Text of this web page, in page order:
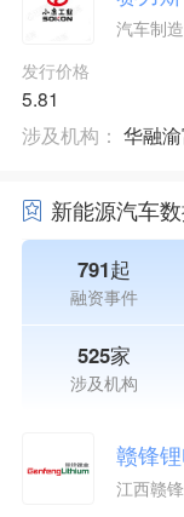
汽车制造
发行价格
5.81
涉及机构： 华融
新能源汽车
791起
融资事件
525家
涉及机构
赣锋
江西赣